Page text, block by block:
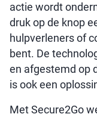
actie wordt
druk op de knop
hulpverleners of
bent. De
en afgestemd op
is ook een
Met Secure2Go